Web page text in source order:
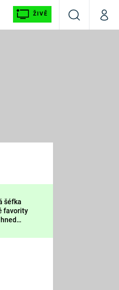
ŽIVĚ
VyhledáváníMůj
LAJK
šéfka
favority